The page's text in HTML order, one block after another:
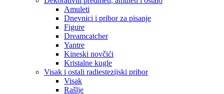
Amuleti
Dnevnici i pribor za pisanje
Figure
Dreamcatcher
Yantre
Kineski novčići
Kristalne kugle
Visak i ostali radiestezijski pribor
Visak
Rašlje